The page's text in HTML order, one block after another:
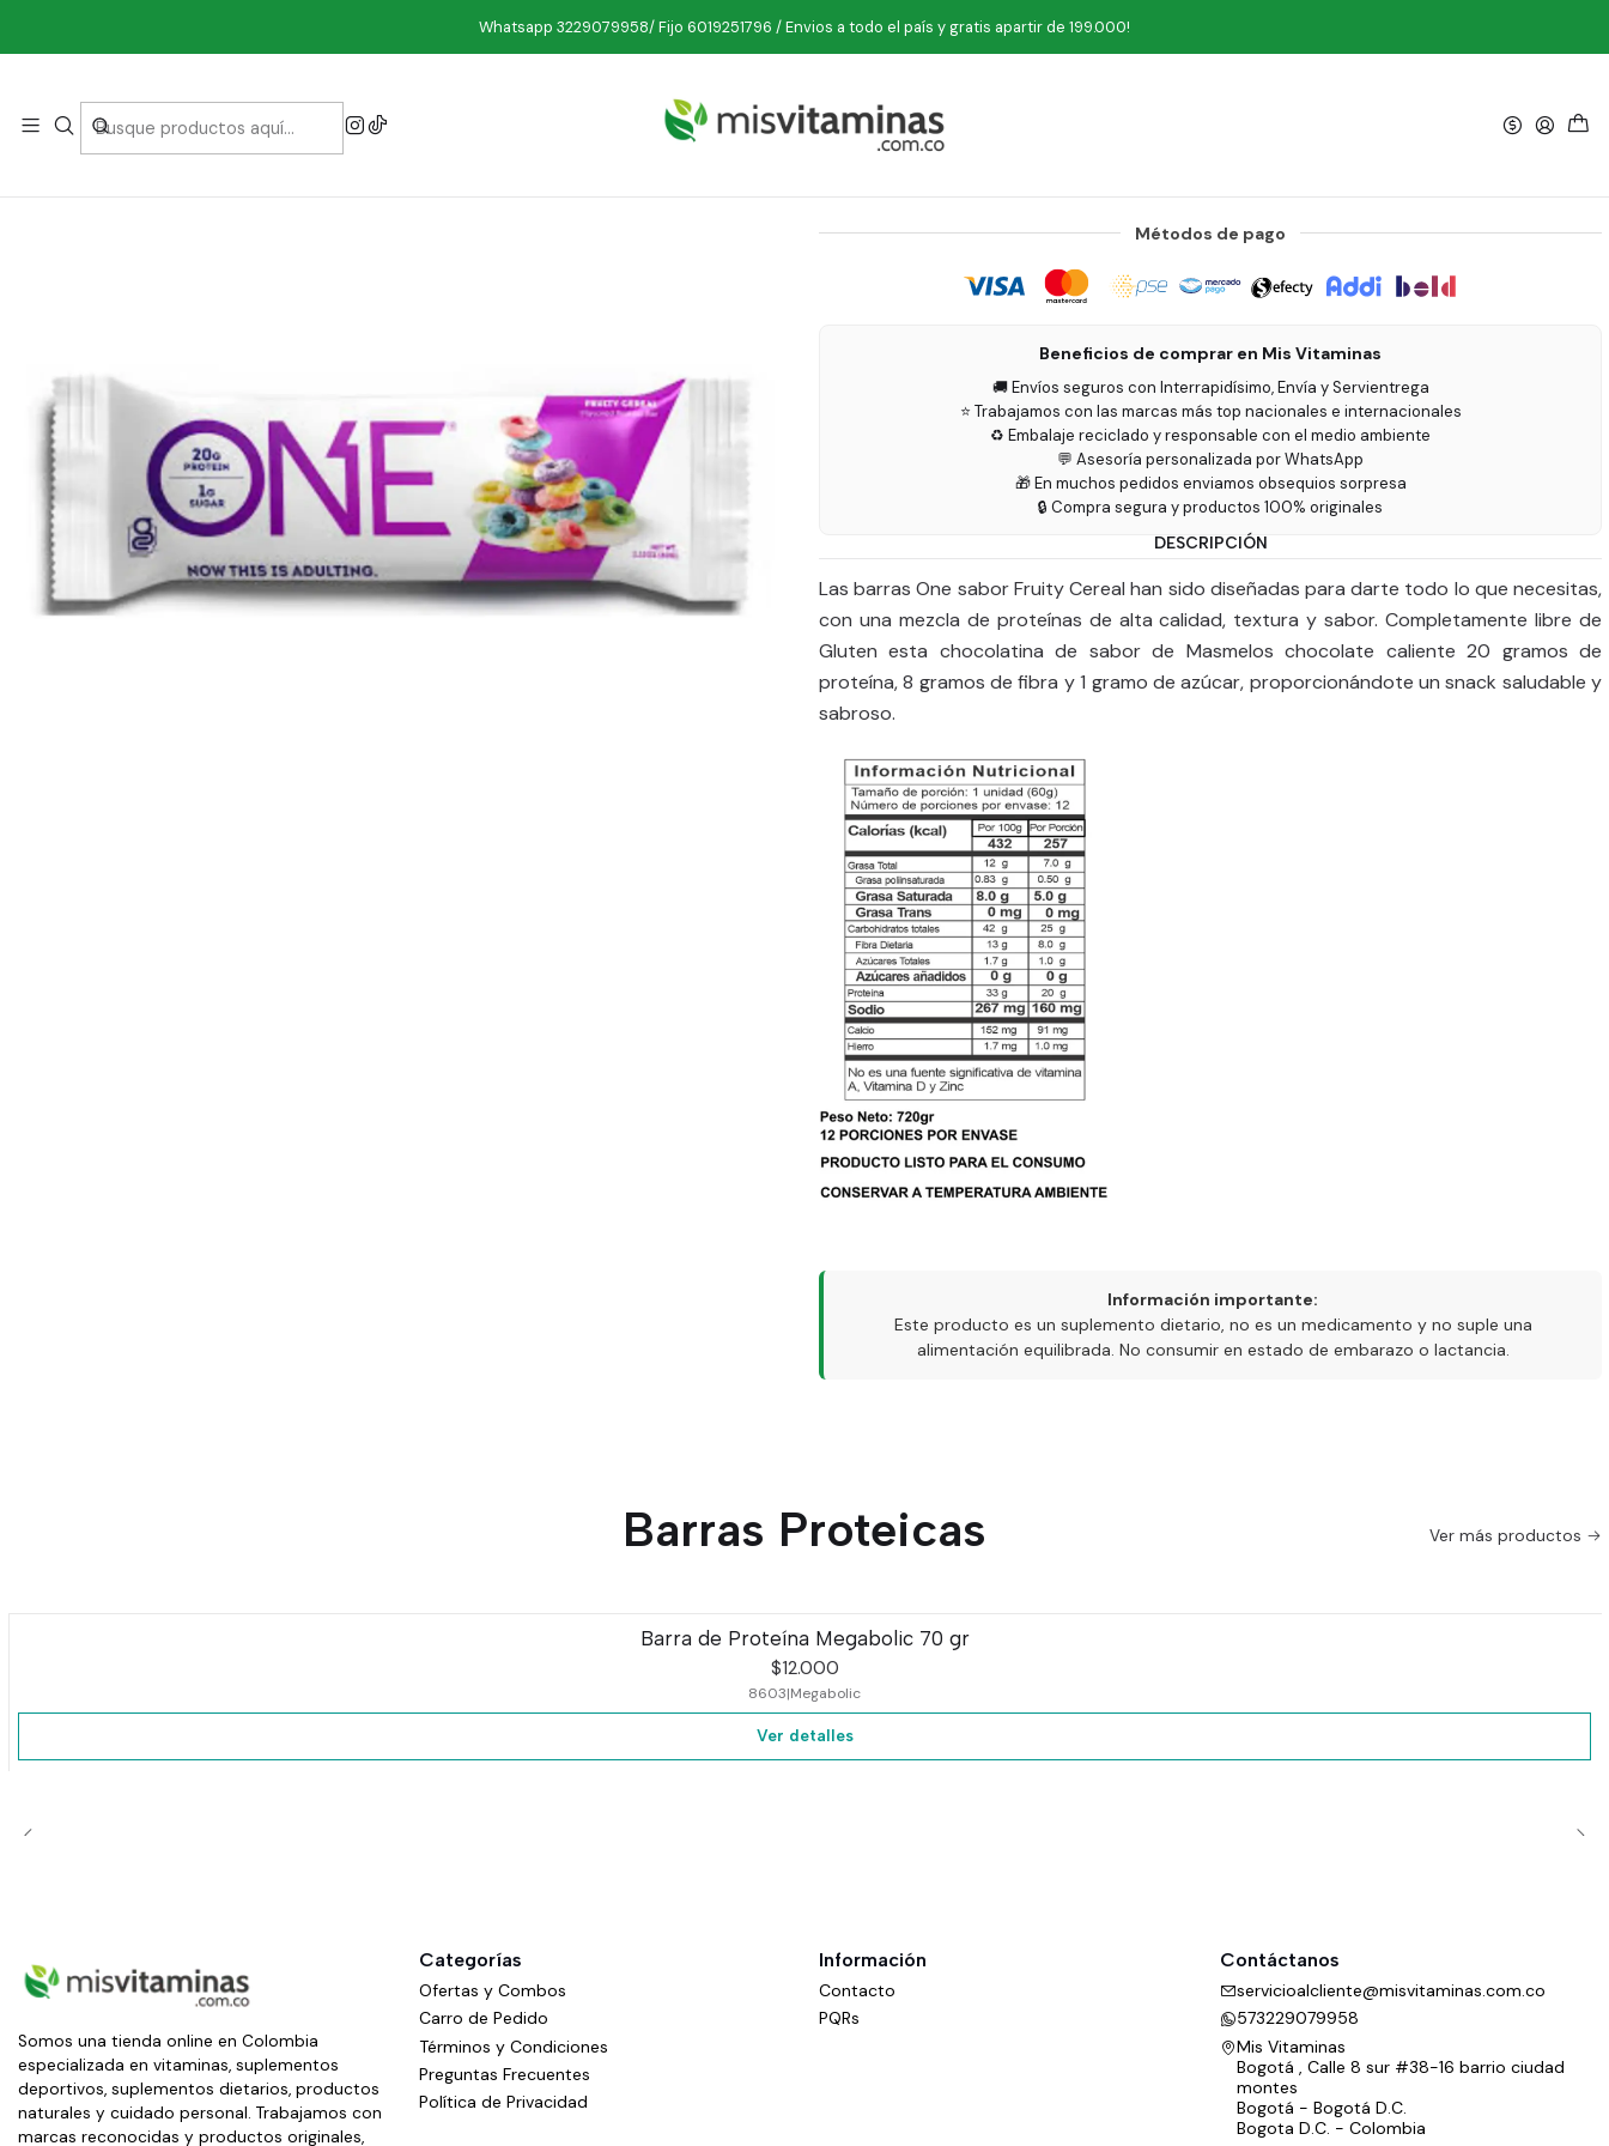
Whatsapp 3229079958/ Fijo 6019251796 / Envios a todo el país y gratis apartir de 199.000!
Inicio Deporte Barras Proteicas One Yeah Fruity Cereal Barra 60 g
One Yeah Fruity Cereal Barra 60 g
Métodos de pago
Beneficios de comprar en Mis Vitaminas
🚚 Envíos seguros con Interrapidísimo, Envía y Servientrega
⭐ Trabajamos con las marcas más top nacionales e internacionales
♻️ Embalaje reciclado y responsable con el medio ambiente
💬 Asesoría personalizada por WhatsApp
🎁 En muchos pedidos enviamos obsequios sorpresa
🔒 Compra segura y productos 100% originales
DESCRIPCIÓN
Las barras One sabor Fruity Cereal han sido diseñadas para darte todo lo que necesitas,
con una mezcla de proteínas de alta calidad, textura y sabor. Completamente libre de
Gluten esta chocolatina de sabor de Masmelos chocolate caliente 20 gramos de
proteína, 8 gramos de fibra y 1 gramo de azúcar, proporcionándote un snack saludable y
sabroso.
Información importante:
Este producto es un suplemento dietario, no es un medicamento y no suple una
alimentación equilibrada. No consumir en estado de embarazo o lactancia.
Barras Proteicas Ver más productos
Barra de Proteína Megabolic 70 gr
$12.000
8603|Megabolic
Ver detalles
Somos una tienda online en Colombia
especializada en vitaminas, suplementos
deportivos, suplementos dietarios, productos
naturales y cuidado personal. Trabajamos con
marcas reconocidas y productos originales,
Categorías
Ofertas y Combos
Carro de Pedido
Términos y Condiciones
Preguntas Frecuentes
Política de Privacidad
Información
Contacto
PQRs
Contáctanos
servicioalcliente@misvitaminas.com.co
573229079958
Mis Vitaminas
Bogotá , Calle 8 sur #38-16 barrio ciudad
montes
Bogotá - Bogotá D.C.
Bogota D.C. - Colombia